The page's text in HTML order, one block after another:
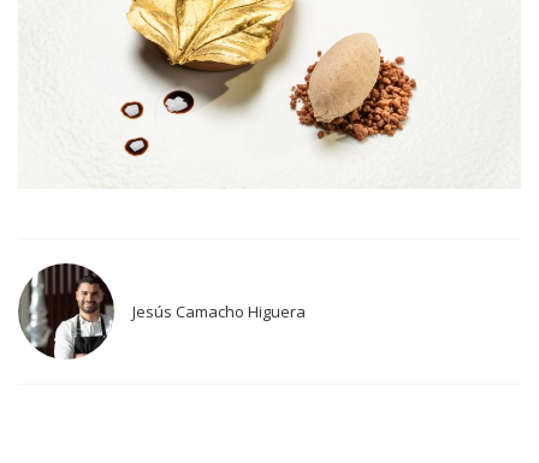
Jesús Camacho Higuera